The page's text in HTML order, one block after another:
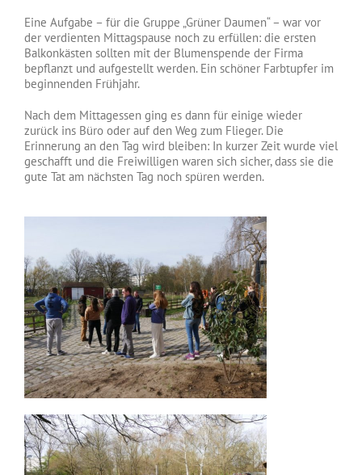
Eine Aufgabe – für die Gruppe „Grüner Daumen“ – war vor
der verdienten Mittagspause noch zu erfüllen: die ersten
Balkonkästen sollten mit der Blumenspende der Firma
bepflanzt und aufgestellt werden. Ein schöner Farbtupfer im
beginnenden Frühjahr.
Nach dem Mittagessen ging es dann für einige wieder
zurück ins Büro oder auf den Weg zum Flieger. Die
Erinnerung an den Tag wird bleiben: In kurzer Zeit wurde viel
geschafft und die Freiwilligen waren sich sicher, dass sie die
gute Tat am nächsten Tag noch spüren werden.